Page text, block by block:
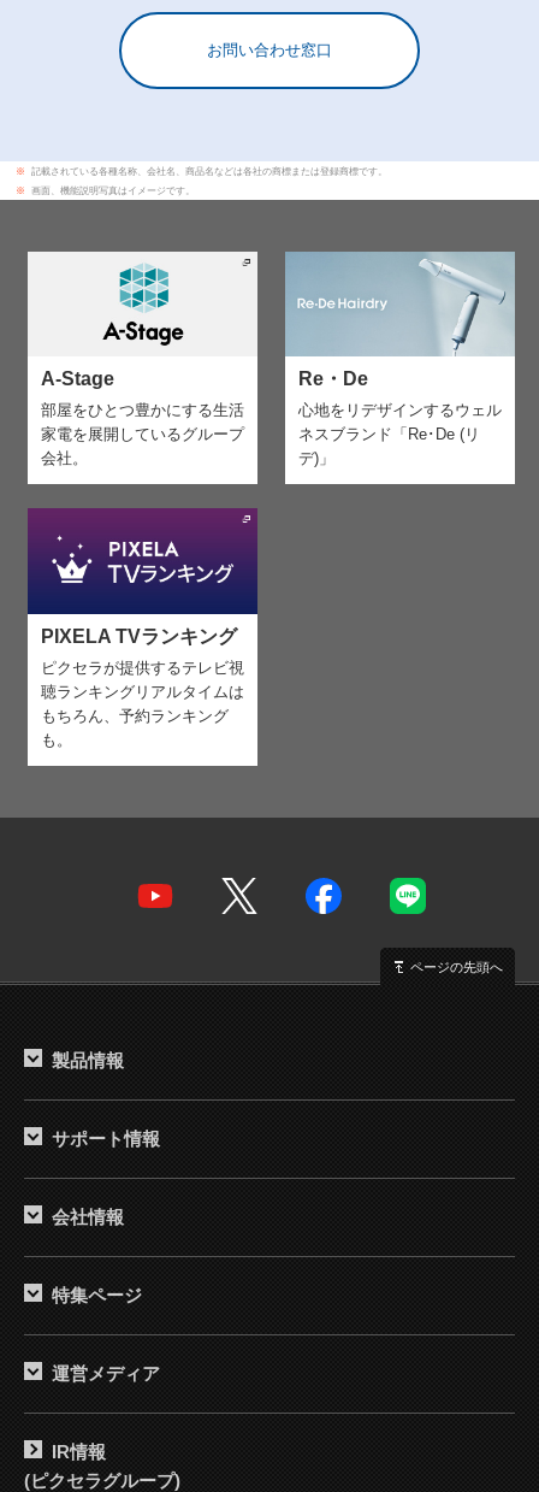
お問い合わせ窓口
※ 記載されている各種名称、会社名、商品名などは各社の商標または登録商標です。
※ 画面、機能説明写真はイメージです。
A-Stage
部屋をひとつ豊かにする生活
家電を展開しているグループ
会社。
Re・De
心地をリデザインするウェル
ネスブランド「Re･De (リ
デ)」
PIXELA TVランキング
ピクセラが提供するテレビ視
聴ランキング リアルタイムは
もちろん、予約ランキング
も。
ページの先頭へ
製品情報
サポート情報
会社情報
特集ページ
運営メディア
IR情報
(ピクセラグループ)